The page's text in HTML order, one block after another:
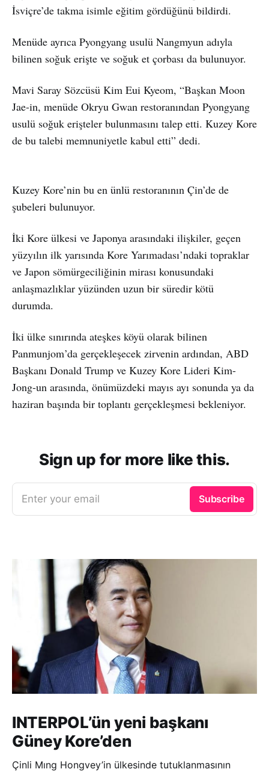
İsviçre’de takma isimle eğitim gördüğünü bildirdi.
Menüde ayrıca Pyongyang usulü Nangmyun adıyla
bilinen soğuk erişte ve soğuk et çorbası da bulunuyor.
Mavi Saray Sözcüsü Kim Eui Kyeom, “Başkan Moon
Jae-in, menüde Okryu Gwan restoranından Pyongyang
usulü soğuk erişteler bulunmasını talep etti. Kuzey Kore
de bu talebi memnuniyetle kabul etti” dedi.
Kuzey Kore’nin bu en ünlü restoranının Çin’de de
şubeleri bulunuyor.
İki Kore ülkesi ve Japonya arasındaki ilişkiler, geçen
yüzyılın ilk yarısında Kore Yarımadası’ndaki topraklar
ve Japon sömürgeciliğinin mirası konusundaki
anlaşmazlıklar yüzünden uzun bir süredir kötü
durumda.
İki ülke sınırında ateşkes köyü olarak bilinen
Panmunjom’da gerçekleşecek zirvenin ardından, ABD
Başkanı Donald Trump ve Kuzey Kore Lideri Kim-
Jong-un arasında, önümüzdeki mayıs ayı sonunda ya da
haziran başında bir toplantı gerçekleşmesi bekleniyor.
Sign up for more like this.
Enter your email Subscribe
INTERPOL’ün yeni başkanı
Güney Kore’den
Çinli Mıng Hongvey’in ülkesinde tutuklanmasının